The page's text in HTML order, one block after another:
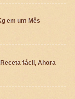
em um Mês
fácil, Ahora